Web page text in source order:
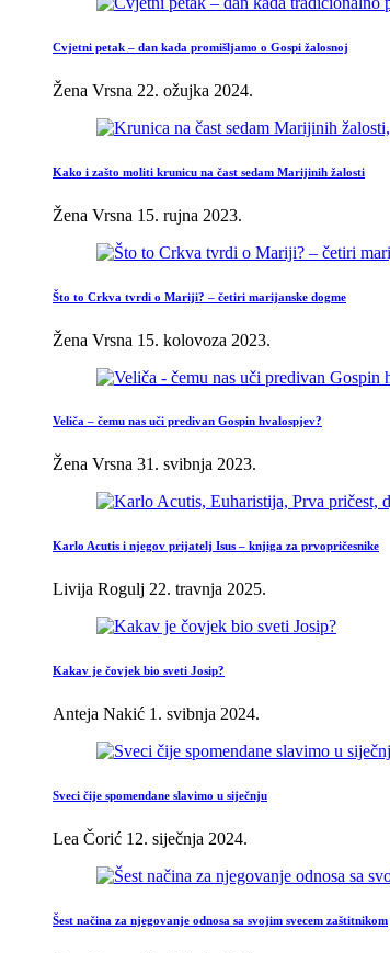
Cvjetni petak – dan kada promišljamo o Gospi žalosnoj
Žena Vrsna 22. ožujka 2024.
Kako i zašto moliti krunicu na čast sedam Marijinih žalosti
Žena Vrsna 15. rujna 2023.
Što to Crkva tvrdi o Mariji? – četiri marijanske dogme
Žena Vrsna 15. kolovoza 2023.
Veliča – čemu nas uči predivan Gospin hvalospjev?
Žena Vrsna 31. svibnja 2023.
Karlo Acutis i njegov prijatelj Isus – knjiga za prvopričesnike
Livija Rogulj 22. travnja 2025.
Kakav je čovjek bio sveti Josip?
Anteja Nakić 1. svibnja 2024.
Sveci čije spomendane slavimo u siječnju
Lea Čorić 12. siječnja 2024.
Šest načina za njegovanje odnosa sa svojim svecem zaštitnikom